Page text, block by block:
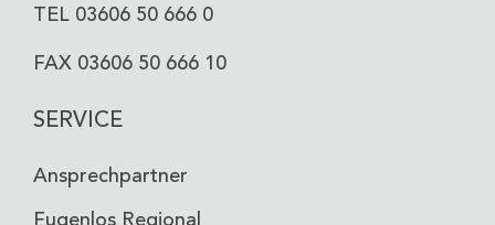
TEL 03606 50 666 0
FAX 03606 50 666 10
SERVICE
Ansprechpartner
Fugenlos Regional